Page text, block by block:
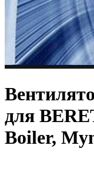
для
Boiler,